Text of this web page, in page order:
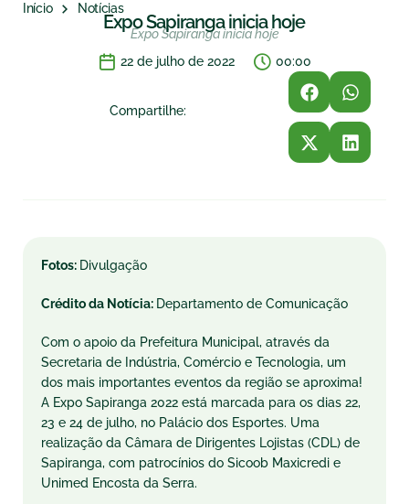
Início Notícias
Expo Sapiranga inicia hoje
Expo Sapiranga inicia hoje
22 de julho de 2022
00:00
Compartilhe:
Fotos: Divulgação
Crédito da Notícia: Departamento de Comunicação
Com o apoio da Prefeitura Municipal, através da
Secretaria de Indústria, Comércio e Tecnologia, um
dos mais importantes eventos da região se aproxima!
A Expo Sapiranga 2022 está marcada para os dias 22,
23 e 24 de julho, no Palácio dos Esportes. Uma
realização da Câmara de Dirigentes Lojistas (CDL) de
Sapiranga, com patrocínios do Sicoob Maxicredi e
Unimed Encosta da Serra.